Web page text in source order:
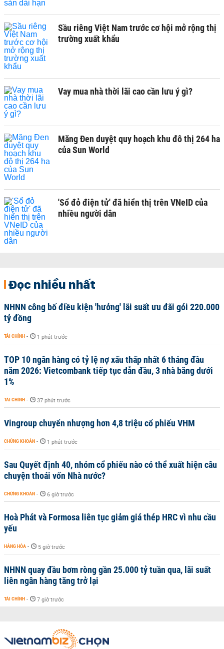
Sầu riêng Việt Nam trước cơ hội mở rộng thị
trường xuất khẩu
Vay mua nhà thời lãi cao cần lưu ý gì?
Măng Đen duyệt quy hoạch khu đô thị 264 ha
của Sun World
'Sổ đỏ điện tử' đã hiển thị trên VNeID của
nhiều người dân
Đọc nhiều nhất
NHNN công bố điều kiện 'hưởng' lãi suất ưu đãi gói 220.000
tỷ đồng
TÀI CHÍNH - 1 phút trước
TOP 10 ngân hàng có tỷ lệ nợ xấu thấp nhất 6 tháng đầu
năm 2026: Vietcombank tiếp tục dẫn đầu, 3 nhà băng dưới
1%
TÀI CHÍNH - 37 phút trước
Vingroup chuyển nhượng hơn 4,8 triệu cổ phiếu VHM
CHỨNG KHOÁN - 1 phút trước
Sau Quyết định 40, nhóm cổ phiếu nào có thể xuất hiện câu
chuyện thoái vốn Nhà nước?
CHỨNG KHOÁN - 6 giờ trước
Hoà Phát và Formosa liên tục giảm giá thép HRC vì nhu cầu
yếu
HÀNG HÓA - 5 giờ trước
NHNN quay đầu bơm ròng gần 25.000 tỷ tuần qua, lãi suất
liên ngân hàng tăng trở lại
TÀI CHÍNH - 7 giờ trước